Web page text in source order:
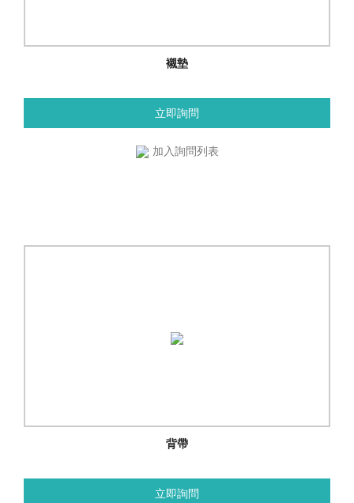
襯墊
立即詢問
加入詢問列表
背帶
立即詢問